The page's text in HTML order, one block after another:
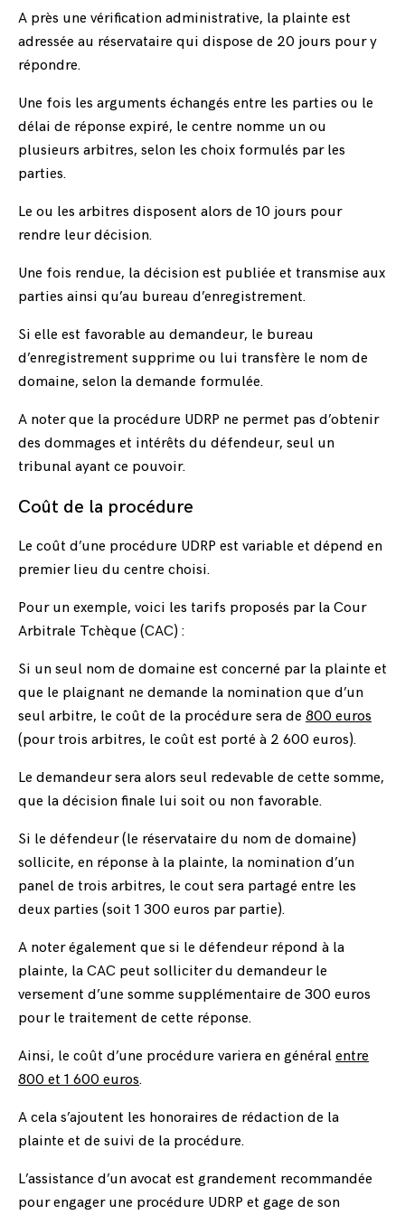
A près une vérification administrative, la plainte est
adressée au réservataire qui dispose de 20 jours pour y
répondre.
Une fois les arguments échangés entre les parties ou le
délai de réponse expiré, le centre nomme un ou
plusieurs arbitres, selon les choix formulés par les
parties.
Le ou les arbitres disposent alors de 10 jours pour
rendre leur décision.
Une fois rendue, la décision est publiée et transmise aux
parties ainsi qu’au bureau d’enregistrement.
Si elle est favorable au demandeur, le bureau
d’enregistrement supprime ou lui transfère le nom de
domaine, selon la demande formulée.
A noter que la procédure UDRP ne permet pas d’obtenir
des dommages et intérêts du défendeur, seul un
tribunal ayant ce pouvoir.
Coût de la procédure
Le coût d’une procédure UDRP est variable et dépend en
premier lieu du centre choisi.
Pour un exemple, voici les tarifs proposés par la Cour
Arbitrale Tchèque (CAC) :
Si un seul nom de domaine est concerné par la plainte et
que le plaignant ne demande la nomination que d’un
seul arbitre, le coût de la procédure sera de 800 euros
(pour trois arbitres, le coût est porté à 2 600 euros).
Le demandeur sera alors seul redevable de cette somme,
que la décision finale lui soit ou non favorable.
Si le défendeur (le réservataire du nom de domaine)
sollicite, en réponse à la plainte, la nomination d’un
panel de trois arbitres, le cout sera partagé entre les
deux parties (soit 1 300 euros par partie).
A noter également que si le défendeur répond à la
plainte, la CAC peut solliciter du demandeur le
versement d’une somme supplémentaire de 300 euros
pour le traitement de cette réponse.
Ainsi, le coût d’une procédure variera en général entre
800 et 1 600 euros.
A cela s’ajoutent les honoraires de rédaction de la
plainte et de suivi de la procédure.
L’assistance d’un avocat est grandement recommandée
pour engager une procédure UDRP et gage de son